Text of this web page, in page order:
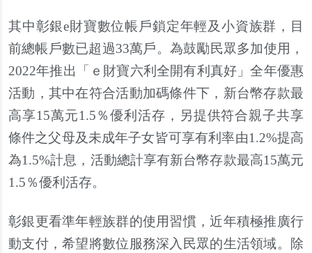
其中彰銀e財寶數位帳戶鎖定年輕及小資族群，目
前總帳戶數已超過33萬戶。為鼓勵民眾多加使用，
2022年推出「ｅ財寶六利全開有利真好」全年優惠
活動，其中在符合活動加碼條件下，新台幣存款最
高享15萬元1.5％優利活存，另提供符合親子共享
條件之父母及未成年子女皆可享有利率由1.2%提高
為1.5%計息，活動總計享有新台幣存款最高15萬元
1.5％優利活存。
彰銀更看準年輕族群的使用習慣，近年積極推廣行
動支付，希望將數位服務深入民眾的生活領域。除